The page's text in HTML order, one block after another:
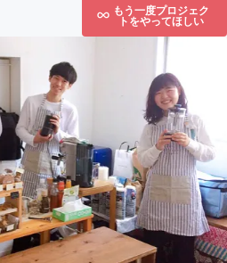
もう一度プロジェク
トをやってほしい